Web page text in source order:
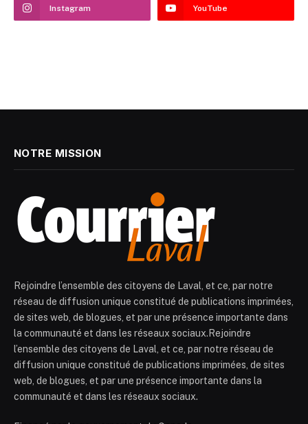
Instagram YouTube
NOTRE MISSION
Rejoindre l’ensemble des citoyens de Laval, et ce, par notre
réseau de diffusion unique constitué de publications imprimées,
de sites web, de blogues, et par une présence importante dans
la communauté et dans les réseaux sociaux.Rejoindre
l’ensemble des citoyens de Laval, et ce, par notre réseau de
diffusion unique constitué de publications imprimées, de sites
web, de blogues, et par une présence importante dans la
communauté et dans les réseaux sociaux.